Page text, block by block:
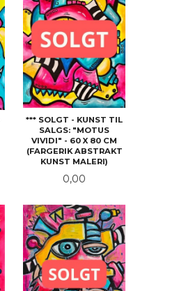
*** SOLGT - KUNST TIL
SALGS: "MOTUS
VIVIDI" - 60 X 80 CM
(FARGERIK ABSTRAKT
KUNST MALERI)
Pris
0,00